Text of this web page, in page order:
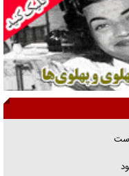
فرمانده جهادی و